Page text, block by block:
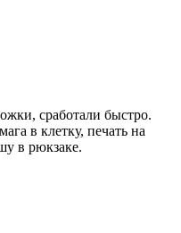
сработали быстро.
в клетку, печать на
в рюкзаке.